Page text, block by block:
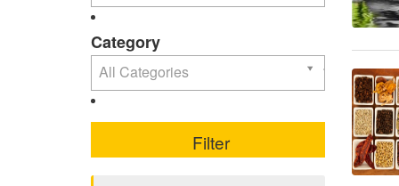
Category
All Categories